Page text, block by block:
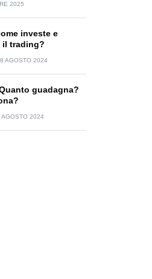
2025
investe e
il trading?
AGOSTO 2024
guadagna?
AGOSTO 2024